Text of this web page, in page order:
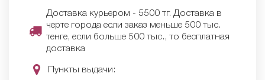
Доставка курьером - 5500 тг. Доставка в
черте города если заказ меньше 500 тыс.
тенге, если больше 500 тыс., то бесплатная
доставка
Пункты выдачи: